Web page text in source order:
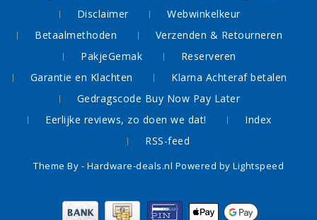
Disclaimer
Webwinkelkeur
Betaalmethoden
Verzenden & Retourneren
PakjeGemak
Reserveren
Garantie en Klachten
Klarna Achteraf betalen
Gedragscode Buy Now Pay Later
Eerlijke reviews, zo doen we dat!
Index
RSS-feed
Theme By - Hardware-deals.nl Powered by Lightspeed